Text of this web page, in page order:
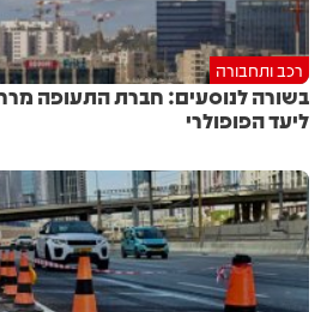
רכב ותחבורה
בשורה לנוסעים: חברת התעופה
ליעד הפופולרי